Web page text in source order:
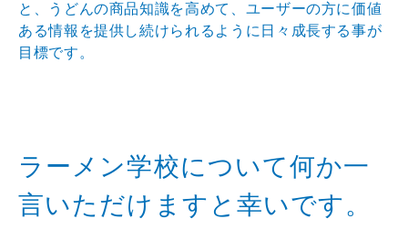
と、うどんの商品知識を高めて、ユーザーの方に価値
ある情報を提供し続けられるように日々成長する事が
目標です。
ラーメン学校について何か一
言いただけますと幸いです。